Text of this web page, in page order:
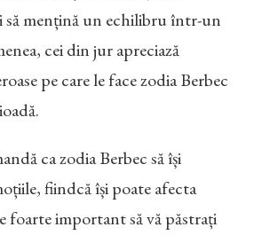
să mențină un echilibru într-un
cei din jur apreciază
pe care le face zodia Berbec
ca zodia Berbec să își
fiindcă își poate afecta
foarte important să vă păstrați